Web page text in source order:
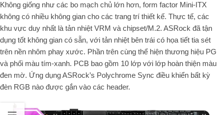
Không giống như các bo mạch chủ lớn hơn, form factor Mini-ITX
không có nhiều không gian cho các trang trí thiết kế. Thực tế, các
khu vực duy nhất là tản nhiệt VRM và chipset/M.2. ASRock đã tận
dụng tốt không gian có sẵn, với tản nhiệt bên trái có họa tiết tia sét
trên nền nhôm phay xước. Phần trên cùng thể hiện thương hiệu PG
và phối màu tím-xanh. PCB bao gồm 10 lớp với lớp hoàn thiện màu
đen mờ. Ứng dụng ASRock’s Polychrome Sync điều khiển bất kỳ
đèn RGB nào được gắn vào các header.